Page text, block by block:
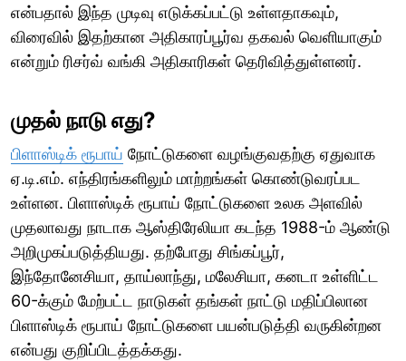
என்பதால் இந்த முடிவு எடுக்கப்பட்டு உள்ளதாகவும்,
விரைவில் இதற்கான அதிகாரப்பூர்வ தகவல் வெளியாகும்
என்றும் ரிசர்வ் வங்கி அதிகாரிகள் தெரிவித்துள்ளனர்.
முதல் நாடு எது?
பிளாஸ்டிக் ரூபாய் நோட்டுகளை வழங்குவதற்கு ஏதுவாக
ஏ.டி.எம். எந்திரங்களிலும் மாற்றங்கள் கொண்டுவரப்பட
உள்ளன. பிளாஸ்டிக் ரூபாய் நோட்டுகளை உலக அளவில்
முதலாவது நாடாக ஆஸ்திரேலியா கடந்த 1988-ம் ஆண்டு
அறிமுகப்படுத்தியது. தற்போது சிங்கப்பூர்,
இந்தோனேசியா, தாய்லாந்து, மலேசியா, கனடா உள்ளிட்ட
60-க்கும் மேற்பட்ட நாடுகள் தங்கள் நாட்டு மதிப்பிலான
பிளாஸ்டிக் ரூபாய் நோட்டுகளை பயன்படுத்தி வருகின்றன
என்பது குறிப்பிடத்தக்கது.